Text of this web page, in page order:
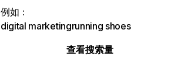
例如：
digital marketingrunning shoes
查看搜索量